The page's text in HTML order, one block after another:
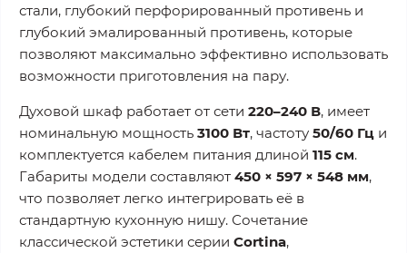
стали, глубокий перфорированный противень и
глубокий эмалированный противень, которые
позволяют максимально эффективно использовать
возможности приготовления на пару.
Духовой шкаф работает от сети 220–240 В, имеет
номинальную мощность 3100 Вт, частоту 50/60 Гц и
комплектуется кабелем питания длиной 115 см.
Габариты модели составляют 450 × 597 × 548 мм,
что позволяет легко интегрировать её в
стандартную кухонную нишу. Сочетание
классической эстетики серии Cortina,